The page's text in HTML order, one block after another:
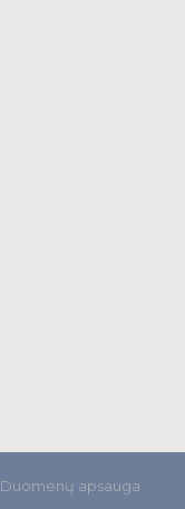
Duomenų apsauga